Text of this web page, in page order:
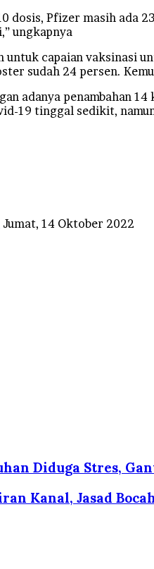
dosis, Pfizer masih ada
ungkapnya
untuk capaian vaksinasi
sudah 24 persen.
adanya penambahan
19 tinggal sedikit,
Jumat, 14 Oktober 2022
Diduga Stres,
Kanal, Jasad